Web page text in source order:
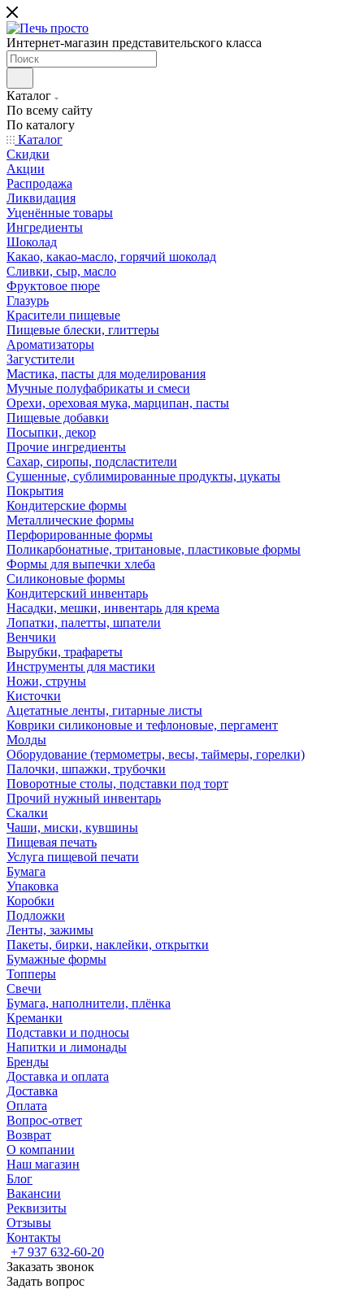
Интернет-магазин представительского класса
Каталог
По всему сайту
По каталогу
Каталог
Скидки
Акции
Распродажа
Ликвидация
Уценённые товары
Ингредиенты
Шоколад
Какао, какао-масло, горячий шоколад
Сливки, сыр, масло
Фруктовое пюре
Глазурь
Красители пищевые
Пищевые блески, глиттеры
Ароматизаторы
Загустители
Мастика, пасты для моделирования
Мучные полуфабрикаты и смеси
Орехи, ореховая мука, марципан, пасты
Пищевые добавки
Посыпки, декор
Прочие ингредиенты
Сахар, сиропы, подсластители
Сушенные, сублимированные продукты, цукаты
Покрытия
Кондитерские формы
Металлические формы
Перфорированные формы
Поликарбонатные, тритановые, пластиковые формы
Формы для выпечки хлеба
Силиконовые формы
Кондитерский инвентарь
Насадки, мешки, инвентарь для крема
Лопатки, палетты, шпатели
Венчики
Вырубки, трафареты
Инструменты для мастики
Ножи, струны
Кисточки
Ацетатные ленты, гитарные листы
Коврики силиконовые и тефлоновые, пергамент
Молды
Оборудование (термометры, весы, таймеры, горелки)
Палочки, шпажки, трубочки
Поворотные столы, подставки под торт
Прочий нужный инвентарь
Скалки
Чаши, миски, кувшины
Пищевая печать
Услуга пищевой печати
Бумага
Упаковка
Коробки
Подложки
Ленты, зажимы
Пакеты, бирки, наклейки, открытки
Бумажные формы
Топперы
Свечи
Бумага, наполнители, плёнка
Креманки
Подставки и подносы
Напитки и лимонады
Бренды
Доставка и оплата
Доставка
Оплата
Вопрос-ответ
Возврат
О компании
Наш магазин
Блог
Вакансии
Реквизиты
Отзывы
Контакты
+7 937 632-60-20
Заказать звонок
Задать вопрос